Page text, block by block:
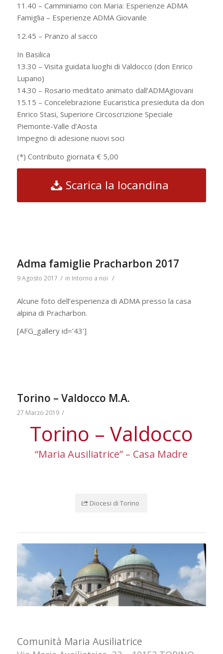
11.40 – Camminiamo con Maria: Esperienze ADMA
Famiglia – Esperienze ADMA Giovanile
12.45 – Pranzo al sacco
In Basilica
13.30 – Visita guidata luoghi di Valdocco (don Enrico
Lupano)
14.30 – Rosario meditato animato dall’ADMAgiovani
15.15 – Concelebrazione Eucaristica presieduta da don
Enrico Stasi, Superiore Circoscrizione Speciale
Piemonte-Valle d’Aosta
Impegno di adesione nuovi soci
(*) Contributo giornata € 5,00
Scarica la locandina
Adma famiglie Pracharbon 2017
9 Agosto 2017 / in Intorno a noi /
Alcune foto dell’esperienza di ADMA presso la casa
alpina di Pracharbon.
[AFG_gallery id=’43’]
Torino – Valdocco M.A.
27 Marzo 2019 /
Torino – Valdocco
“Maria Ausiliatrice” – Casa Madre
Diocesi di Torino
Comunità Maria Ausiliatrice